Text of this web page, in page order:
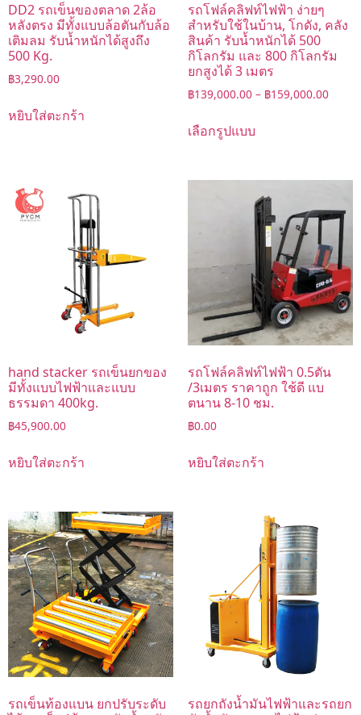
DD2 รถเข็นของตลาด 2ล้อ
หลังตรง มีทั้งแบบล้อตันกับล้อ
เติมลม รับน้ำหนักได้สูงถึง
500 Kg.
฿3,290.00
หยิบใส่ตะกร้า
รถโฟล์คลิฟท์ไฟฟ้า ง่ายๆ
สำหรับใช้ในบ้าน, โกดัง, คลัง
สินค้า รับน้ำหนักได้ 500
กิโลกรัม และ 800 กิโลกรัม
ยกสูงได้ 3 เมตร
฿139,000.00 – ฿159,000.00
เลือกรูปแบบ
hand stacker รถเข็นยกของ
มีทั้งแบบไฟฟ้าและแบบ
ธรรมดา 400kg.
฿45,900.00
หยิบใส่ตะกร้า
รถโฟล์คลิฟท์ไฟฟ้า 0.5ตัน
/3เมตร ราคาถูก ใช้ดี แบ
ตนาน 8-10 ชม.
฿0.00
หยิบใส่ตะกร้า
รถเข็นท้องแบน ยกปรับระดับ
รถยกถังน้ำมันไฟฟ้าและรถยก